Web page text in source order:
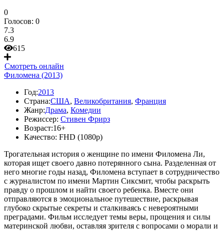
0
Голосов: 0
7.3
6.9
615
Смотреть онлайн
Филомена (2013)
Год:2013
Страна:США, Великобритания, Франция
Жанр:Драма, Комедии
Режиссер: Стивен Фрирз
Возраст:16+
Качество: FHD (1080p)
Трогательная история о женщине по имени Филомена Ли,
которая ищет своего давно потерянного сына. Разделенная от
него многие годы назад, Филомена вступает в сотрудничество
с журналистом по имени Мартин Сиксмит, чтобы раскрыть
правду о прошлом и найти своего ребенка. Вместе они
отправляются в эмоциональное путешествие, раскрывая
глубоко скрытые секреты и сталкиваясь с невероятными
преградами. Фильм исследует темы веры, прощения и силы
материнской любви, оставляя зрителя с вопросами о морали и